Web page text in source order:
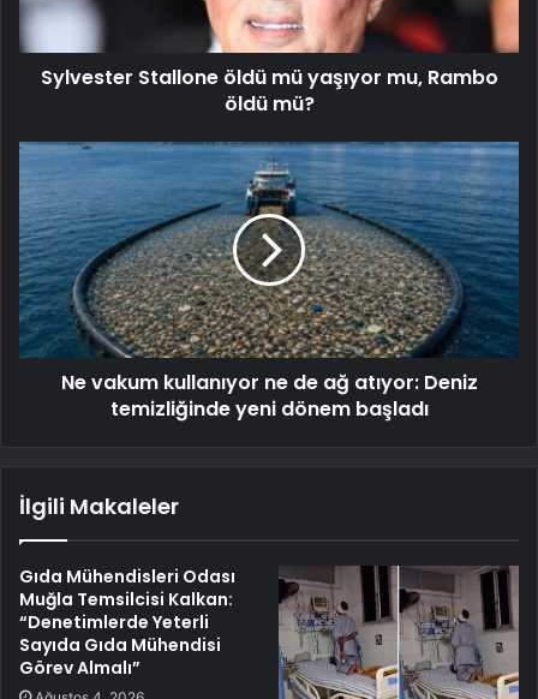
Sylvester Stallone öldü mü yaşıyor mu, Rambo
öldü mü?
Ne vakum kullanıyor ne de ağ atıyor: Deniz
temizliğinde yeni dönem başladı
İlgili Makaleler
Gıda Mühendisleri Odası
Muğla Temsilcisi Kalkan:
“Denetimlerde Yeterli
Sayıda Gıda Mühendisi
Görev Almalı”